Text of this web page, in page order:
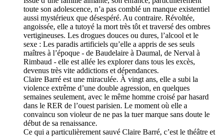
toute son adolescence, n’a pas comblé un manque existentiel
aussi mystérieux que désespéré. Au contraire. Révoltée,
angoissée, elle a tutoyé la mort très tôt et traversé des ombres
vertigineuses. Les drogues douces ou dures, l’alcool et le
sexe : Les paradis artificiels qu’elle a appris de ses seuls
maîtres à l’époque - de Baudelaire à Daumal, de Nerval à
Rimbaud - elle est allée les explorer dans tous les excès,
devenus très vite addictions et dépendances.
Claire Barré est une miraculée. À vingt ans, elle a subi la
violence extrême d’une double agression, en quelques
semaines seulement, avec le même homme croisé par hasard
dans le RER de l’ouest parisien. Le moment où elle a
convaincu son violeur de ne pas la tuer marque sans doute le
début de sa renaissance.
Ce qui a particulièrement sauvé Claire Barré, c’est le théâtre et